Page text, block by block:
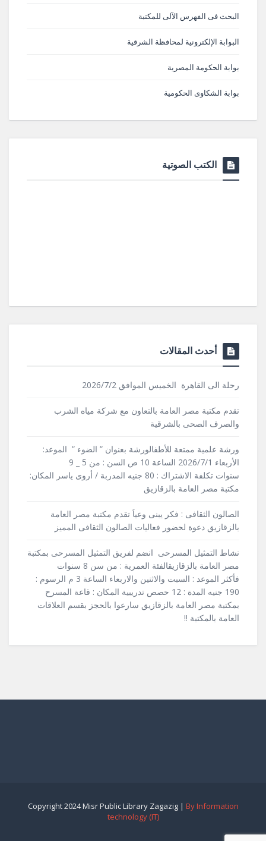
البحث فى الفهرس الآلى للمكتبة
البوابة الإلكترونية لمحافظة الشرقية
بوابة الحكومة المصرية
بوابة الشكاوى الحكومية
الكتب الصوتية
أحدث المقالات
رحلة الى القاهرة الخميس الموافق 2026/7/2
تقدم مكتبة مصر العامة بالتعاون مع شركة مياه الشرب
والصرف الصحى بالشرقية
ورشة علمية ممتعة للأطفالورشة بعنوان ” الضوء ” الموعد:
الأربعاء 2026/7/1 الساعة 10 ص السن : من 5 _ 9
سنوات تكلفة الاشتراك : 80 جنيه المدربة / أروى ياسر المكان:
مكتبة مصر العامة بالزقازيق
الصالون الثقافى : فكر يبنى وعياَ تقدم مكتبة مصر العامة
بالزقازيق دعوة لحضور فعاليات الصالون الثقافى المميز
نشاط التمثيل المسرحى انضم لفريق التمثيل المسرحى بمكتبة
مصر العامة بالزقازيقالفئة العمرية : من سن 8 سنوات
فأكثر الموعد : السبت والاثنين والاربعاء الساعة 3 م الرسوم :
190 جنيه المدة : 12 حصص تدريبية المكان : قاعة المسرح
بمكتبة مصر العامة بالزقازيق سارعوا بالحجز بقسم العلاقات
العامة بالمكتبة !!
Copyright 2024 Misr Public Library Zagazig | By Information
technology (IT)